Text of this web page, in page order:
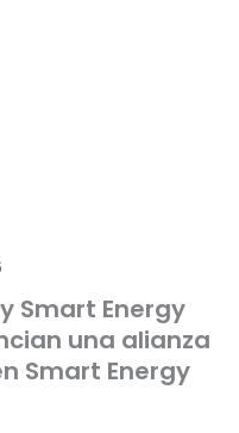
Smart Energy
una alianza
Smart Energy